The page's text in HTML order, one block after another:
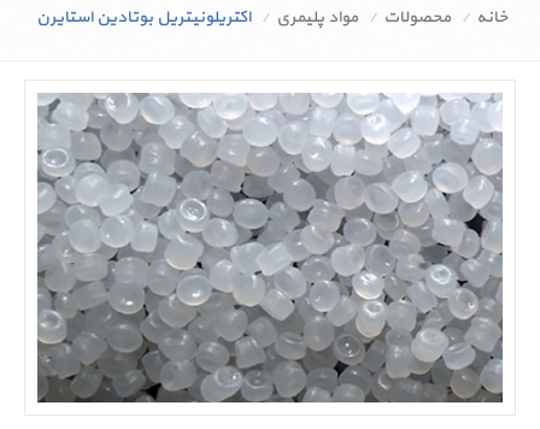
خانه محصولات مواد پلیمری اکتریلونیتریل بوتادین استایرن